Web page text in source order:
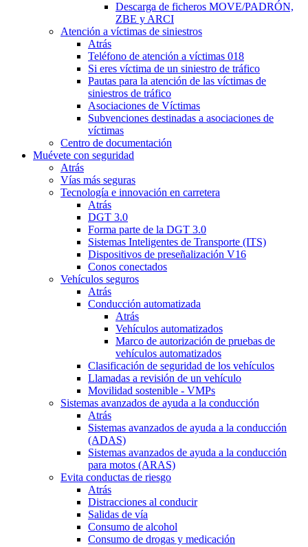
Descarga de ficheros MOVE/PADRÓN,
ZBE y ARCI
Atención a víctimas de siniestros
Atrás
Teléfono de atención a víctimas 018
Si eres víctima de un siniestro de tráfico
Pautas para la atención de las víctimas de
siniestros de tráfico
Asociaciones de Víctimas
Subvenciones destinadas a asociaciones de
víctimas
Centro de documentación
Muévete con seguridad
Atrás
Vías más seguras
Tecnología e innovación en carretera
Atrás
DGT 3.0
Forma parte de la DGT 3.0
Sistemas Inteligentes de Transporte (ITS)
Dispositivos de preseñalización V16
Conos conectados
Vehículos seguros
Atrás
Conducción automatizada
Atrás
Vehículos automatizados
Marco de autorización de pruebas de
vehículos automatizados
Clasificación de seguridad de los vehículos
Llamadas a revisión de un vehículo
Movilidad sostenible - VMPs
Sistemas avanzados de ayuda a la conducción
Atrás
Sistemas avanzados de ayuda a la conducción
(ADAS)
Sistemas avanzados de ayuda a la conducción
para motos (ARAS)
Evita conductas de riesgo
Atrás
Distracciones al conducir
Salidas de vía
Consumo de alcohol
Consumo de drogas y medicación